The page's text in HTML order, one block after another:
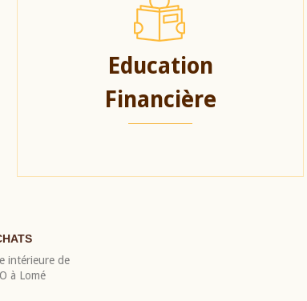
Education
Financière
intérieure de
à Lomé